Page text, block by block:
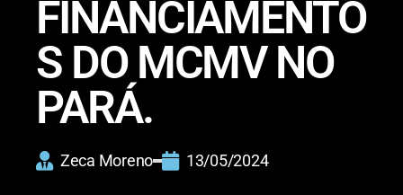
FINANCIAMENTO
S DO MCMV NO
PARÁ.
Zeca Moreno 13/05/2024